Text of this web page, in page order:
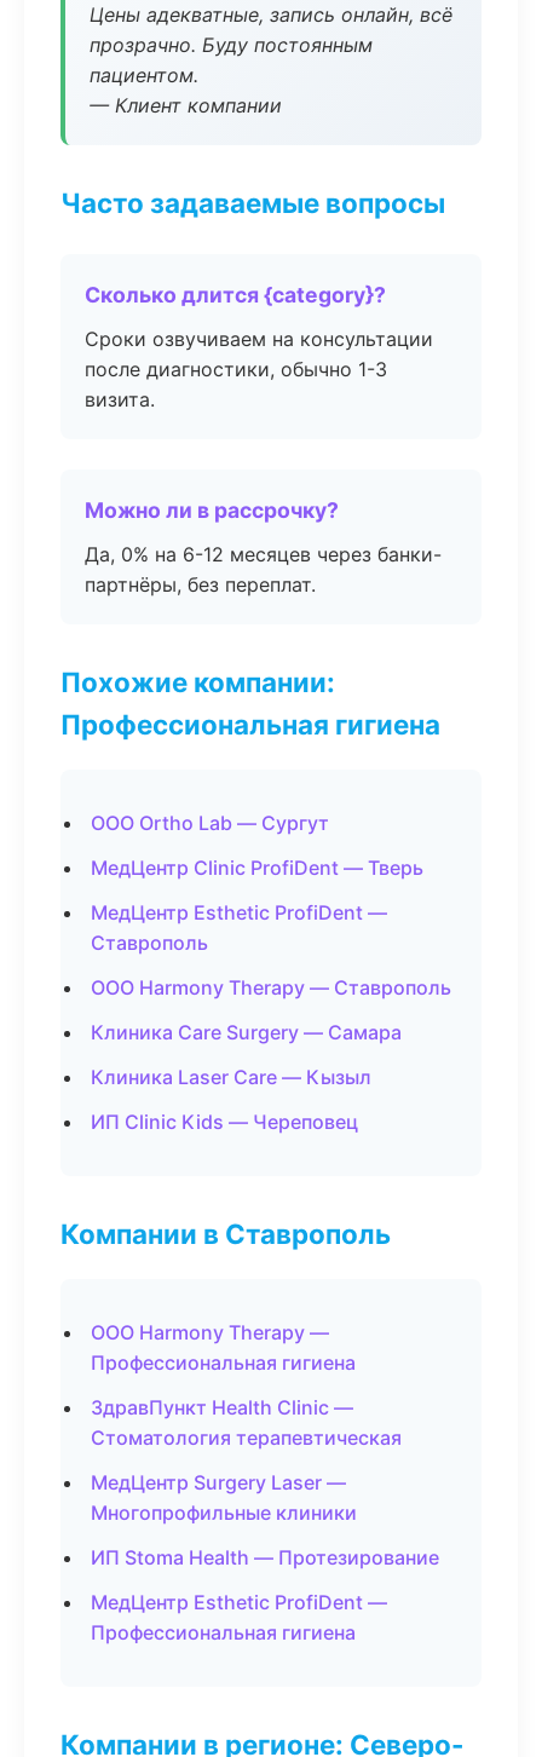
Цены адекватные, запись онлайн, всё
прозрачно. Буду постоянным
пациентом.
— Клиент компании
Часто задаваемые вопросы
Сколько длится {category}?
Сроки озвучиваем на консультации
после диагностики, обычно 1-3
визита.
Можно ли в рассрочку?
Да, 0% на 6-12 месяцев через банки-
партнёры, без переплат.
Похожие компании:
Профессиональная гигиена
ООО Ortho Lab — Сургут
МедЦентр Clinic ProfiDent — Тверь
МедЦентр Esthetic ProfiDent —
Ставрополь
ООО Harmony Therapy — Ставрополь
Клиника Care Surgery — Самара
Клиника Laser Care — Кызыл
ИП Clinic Kids — Череповец
Компании в Ставрополь
ООО Harmony Therapy —
Профессиональная гигиена
ЗдравПункт Health Clinic —
Стоматология терапевтическая
МедЦентр Surgery Laser —
Многопрофильные клиники
ИП Stoma Health — Протезирование
МедЦентр Esthetic ProfiDent —
Профессиональная гигиена
Компании в регионе: Северо-